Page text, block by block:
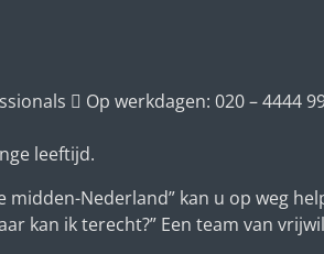
 Op werkdagen: 020–4444
leeftijd.
Nederland” kan u op weg
kan ik terecht?” Een team van